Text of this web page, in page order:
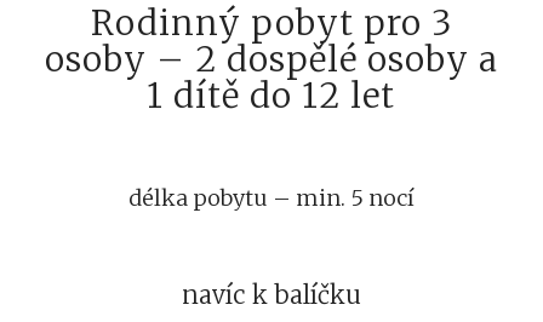
Rodinný pobyt pro 3
osoby – 2 dospělé osoby a
1 dítě do 12 let
délka pobytu – min. 5 nocí
navíc k balíčku